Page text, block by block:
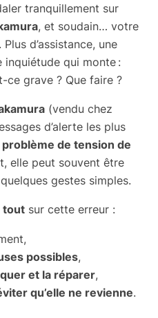
tranquillement sur
, et soudain… votre
. Plus d’assistance, une
qui monte :
ce grave ? Que faire ?
(vendu chez
d’alerte les plus
problème de tension de
elle peut souvent être
gestes simples.
tout sur cette erreur :
possibles,
et la réparer,
qu’elle ne revienne.